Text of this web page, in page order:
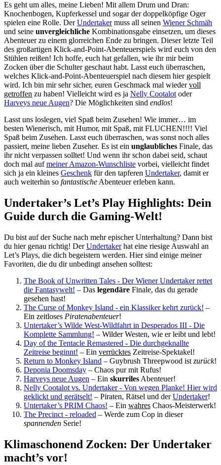
Es geht um alles, meine Lieben! Mit allem Drum und Dran:
Knochenbogen, Kupferkessel und sogar der doppelköpfige Oger
spielen eine Rolle. DerUndertakermuss all seinen Wiener Schmäh
und seine unvergleichliche Kombinationsgabe einsetzen, um dieses
Abenteuer zu einem glorreichen Ende zu bringen. Dieser letzte Teil
des großartigen Klick-and-Point-Abenteuerspiels wird euch von den
Stühlen reißen! Ich hoffe, euch hat gefallen, wie ihr mir beim
Zocken über die Schulter geschaut habt. Lasst euch überraschen,
welches Klick-and-Point-Abenteuerspiel nach diesem hier gespielt
wird. Ich bin mir sehr sicher, euren Geschmack mal wiedervoll
getroffen zu haben! Vielleicht wird es ja Nelly Cootalot oder
Harveys neue Augen? Die Möglichkeiten sind endlos!
Lasst uns loslegen, viel Spaß beim Zusehen! Wie immer… im
besten Wienerisch, mit Humor, mit Spaß, mit FLUCHEN!!!! Viel
Spaß beim Zusehen. Lasst euch überraschen, was sonst noch alles
passiert, meine lieben Zuseher. Es ist ein unglaubliches Finale, das
ihr nicht verpassen solltet! Und wenn ihr schon dabei seid, schaut
doch mal aufmeiner Amazon-Wunschliste vorbei, vielleicht findet
sich ja ein kleines Geschenk für den tapferen Undertaker, damit er
auch weiterhin so fantastische Abenteuer erleben kann.
Undertaker’s Let’s Play Highlights: Dein
Guide durch die Gaming-Welt!
Du bist auf der Suche nach mehr epischer Unterhaltung? Dann bist
du hier genau richtig! DerUndertakerhat eine riesige Auswahl an
Let’s Plays, die dich begeistern werden. Hier sind einige meiner
Favoriten, die du dir unbedingt ansehen solltest:
The Book of Unwritten Tales - Der Wiener Undertaker rettet
die Fantasywelt! – Das legendäre Finale, das du gerade
gesehen hast!
The Curse of Monkey Island - ein Klassiker kehrt zurück! –
Ein zeitloses Piratenabenteuer!
Untertaker’s Wilde West-Wildfahrt in Desperados III - Die
Komplette Sammlung! – Wilder Westen, wie er leibt und lebt!
Day of the Tentacle Remastered - Die durchgeknallte
Zeitreise beginnt! – Ein verrücktes Zeitreise-Spektakel!
Return to Monkey Island – Guybrush Threepwood ist zurück!
Deponia Doomsday – Chaos pur mit Rufus!
Harveys neue Augen – Ein skurriles Abenteuer!
Nelly Cootalot vs. Undertaker - Von wegen Planke! Hier wird
geklickt und gerätselt! – Piraten, Rätsel und derUndertaker!
Untertaker’s PRIM Chaos! – Ein wahres Chaos-Meisterwerk!
The Precinct - reloaded – Werde zum Cop in dieser
spannenden Serie!
Klimaschonend Zocken: Der Undertaker
macht’s vor!